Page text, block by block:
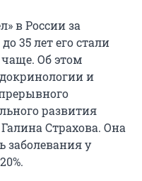
в России за
35 лет его стали
чаще. Об этом
и
развития
Страхова. Она
заболевания у